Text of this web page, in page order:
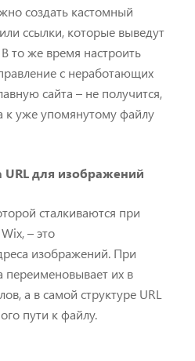
создать кастомный
ссылки, которые выведут
то же время настроить
с неработающих
сайта – не получится,
к уже упомянутому файлу
URL для изображений
сталкиваются при
– это
изображений. При
переименовывает их в
а в самой структуре URL
пути к файлу.